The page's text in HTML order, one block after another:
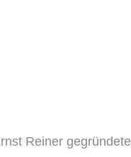
Reiner gegründete